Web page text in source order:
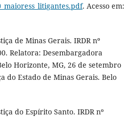
. Acesso em:
de Minas Gerais. IRDR nº
Relatora: Desembargadora
Horizonte, MG, 26 de setembro
do Estado de Minas Gerais. Belo
do Espírito Santo. IRDR nº